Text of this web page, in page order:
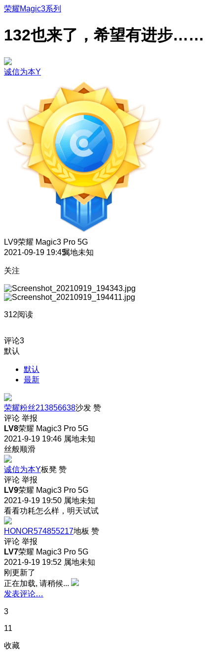
荣耀Magic3系列
132也来了，希望有进步……
诚信为本Y
LV9荣耀 Magic3 Pro 5G
2021-09-19 19:45属地未知
关注
312阅读
评论3
默认
默认
最新
荣耀粉丝213856638沙发 赞
评论 举报
LV8荣耀 Magic3 Pro 5G
2021-9-19 19:46 属地未知
丝般顺滑
诚信为本Y板凳 赞
评论 举报
LV9荣耀 Magic3 Pro 5G
2021-9-19 19:50 属地未知
看看功耗怎么样，明天试试
HONOR574855217地板 赞
评论 举报
LV7荣耀 Magic3 Pro 5G
2021-9-19 19:52 属地未知
刚更新了
正在加载, 请稍候...
发表评论…
3
11
收藏